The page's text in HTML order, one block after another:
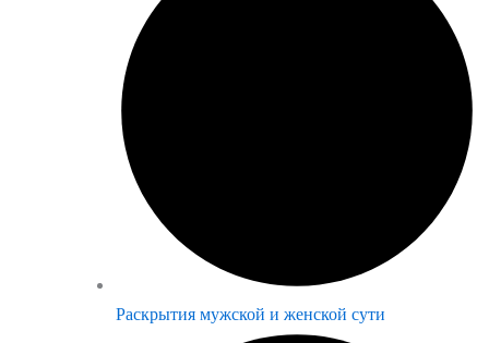
Раскрытия мужской и женской сути